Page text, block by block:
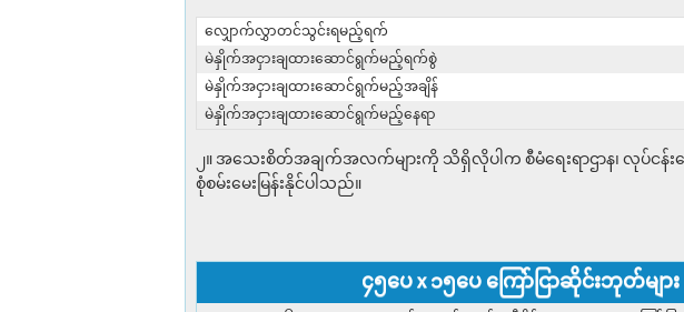
လျှောက်လွှာတင်သွင်းရမည့်ရက်
မဲနှိုက်အငှားချထားဆောင်ရွက်မည့်ရက်စွဲ
မဲနှိုက်အငှားချထားဆောင်ရွက်မည့်အချိန်
မဲနှိုက်အငှားချထားဆောင်ရွက်မည့်နေရာ
၂။ အသေးစိတ်အချက်အလက်များကို သိရှိလိုပါက စီမံရေးရာဌာန၊ လုပ်ငန်း
စုံစမ်းမေးမြန်းနိုင်ပါသည်။
၄၅ပေ x ၁၅ပေ ကြော်ငြာဆိုင်းဘုတ်မ